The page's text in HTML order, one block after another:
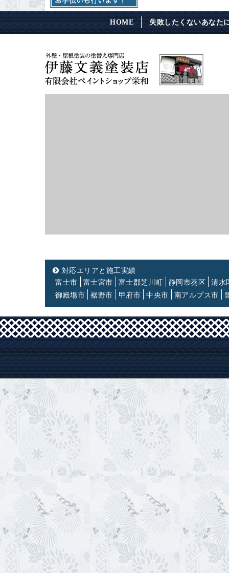
HOME 失敗したくないあなた
対応エリアと施工実績
富士市
富士宮市 富士郡芝川町 静岡市葵区
清水
御殿場市
裾野市 甲府市 中央市 南アルプス市